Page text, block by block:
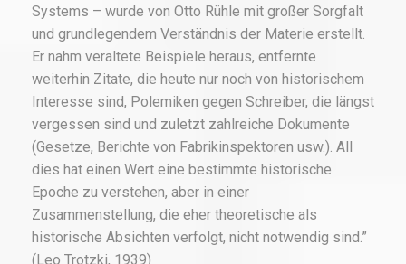
Systems – wurde von Otto Rühle mit großer Sorgfalt
und grundlegendem Verständnis der Materie erstellt.
Er nahm veraltete Beispiele heraus, entfernte
weiterhin Zitate, die heute nur noch von historischem
Interesse sind, Polemiken gegen Schreiber, die längst
vergessen sind und zuletzt zahlreiche Dokumente
(Gesetze, Berichte von Fabrikinspektoren usw.). All
dies hat einen Wert eine bestimmte historische
Epoche zu verstehen, aber in einer
Zusammenstellung, die eher theoretische als
historische Absichten verfolgt, nicht notwendig sind.”
(Leo Trotzki, 1939)